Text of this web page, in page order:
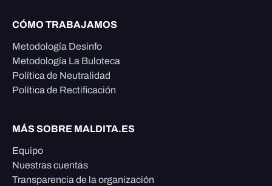
CÓMO TRABAJAMOS
Metodología Desinfo
Metodología La Buloteca
Política de Neutralidad
Política de Rectificación
MÁS SOBRE MALDITA.ES
Equipo
Nuestras cuentas
Transparencia de la organización